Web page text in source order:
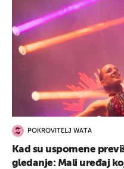
POKROVITELJ WATA
Kad su uspomene
gledanje: Mali uređaj